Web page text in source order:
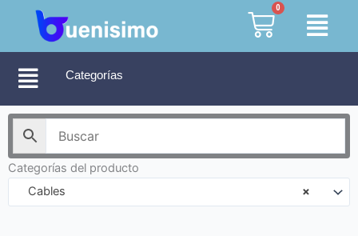
contenido
0
Cart
Categorías
Categorías del producto
×
Cables